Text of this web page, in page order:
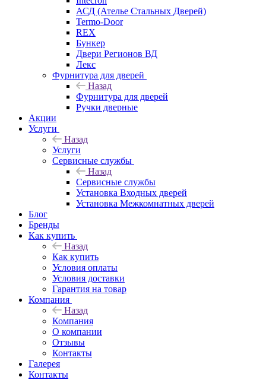
АСД (Ателье Стальных Дверей)
Termo-Door
REX
Бункер
Двери Регионов ВД
Лекс
Фурнитура для дверей
Назад
Фурнитура для дверей
Ручки дверные
Акции
Услуги
Назад
Услуги
Сервисные службы
Назад
Сервисные службы
Установка Входных дверей
Установка Межкомнатных дверей
Блог
Бренды
Как купить
Назад
Как купить
Условия оплаты
Условия доставки
Гарантия на товар
Компания
Назад
Компания
О компании
Отзывы
Контакты
Галерея
Контакты